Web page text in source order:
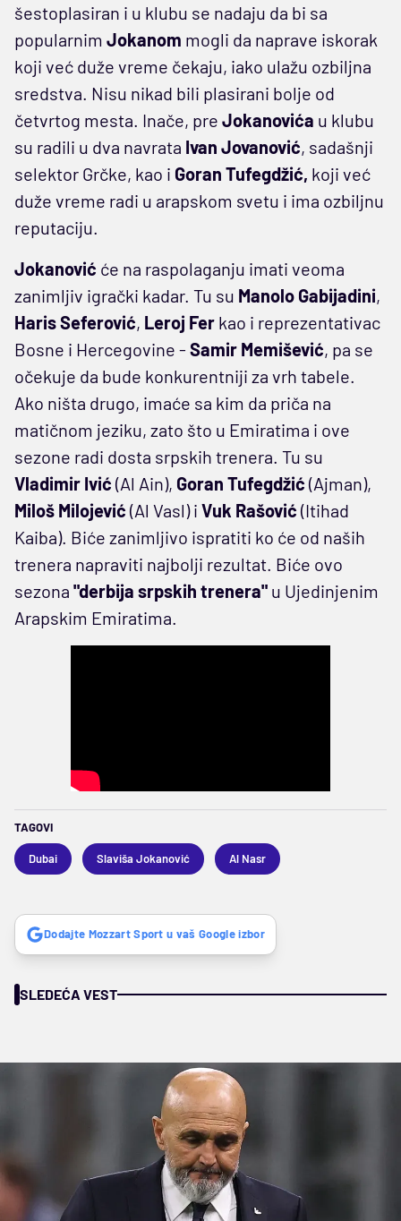
šestoplasiran i u klubu se nadaju da bi sa
popularnim Jokanom mogli da naprave iskorak
koji već duže vreme čekaju, iako ulažu ozbiljna
sredstva. Nisu nikad bili plasirani bolje od
četvrtog mesta. Inače, pre Jokanovića u klubu
su radili u dva navrata Ivan Jovanović, sadašnji
selektor Grčke, kao i Goran Tufegdžić, koji već
duže vreme radi u arapskom svetu i ima ozbiljnu
reputaciju.
Jokanović će na raspolaganju imati veoma
zanimljiv igrački kadar. Tu su Manolo Gabijadini,
Haris Seferović, Leroj Fer kao i reprezentativac
Bosne i Hercegovine - Samir Memišević, pa se
očekuje da bude konkurentniji za vrh tabele.
Ako ništa drugo, imaće sa kim da priča na
matičnom jeziku, zato što u Emiratima i ove
sezone radi dosta srpskih trenera. Tu su
Vladimir Ivić (Al Ain), Goran Tufegdžić (Ajman),
Miloš Milojević (Al Vasl) i Vuk Rašović (Itihad
Kaiba). Biće zanimljivo ispratiti ko će od naših
trenera napraviti najbolji rezultat. Biće ovo
sezona "derbija srpskih trenera" u Ujedinjenim
Arapskim Emiratima.
TAGOVI
Dubai Slaviša Jokanović Al Nasr
Dodajte Mozzart Sport u vaš Google izbor
SLEDEĆA VEST